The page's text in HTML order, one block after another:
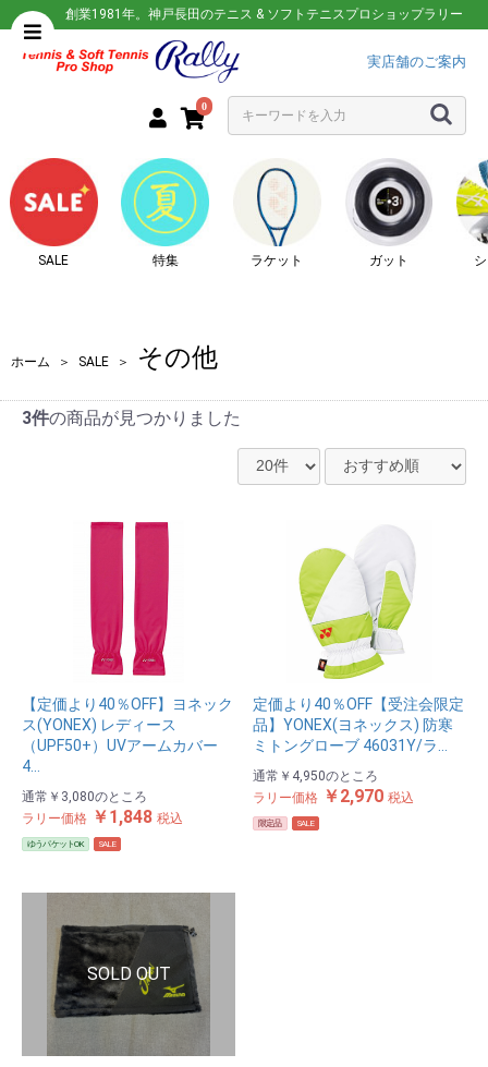
創業1981年。神戸長田のテニス & ソフトテニスプロショップラリー
実店舗のご案内
0
SALE 特集 ラケット ガット
ホーム ＞ SALE ＞ その他
3件の商品が見つかりました
【定価より40％OFF】ヨネック
ス(YONEX) レディース
（UPF50+）UVアームカバー
4…
通常 ￥3,080のところ
ラリー価格 ￥1,848 税込
ゆうパケットOK SALE
定価より40％OFF【受注会限定
品】YONEX(ヨネックス) 防寒
ミトングローブ 46031Y/ラ…
通常 ￥4,950のところ
ラリー価格 ￥2,970 税込
限定品 SALE